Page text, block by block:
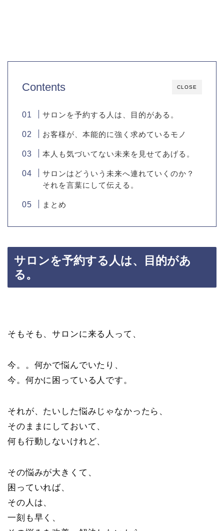
CLOSE
Contents
サロンを予約する人は、目的がある。
お客様が、本能的に強く求めているモノ
本人も気づいてない未来を見せてあげる。
サロンはどういう未来へ連れていくのか？
それを言葉にして伝える。
まとめ
サロンを予約する人は、目的があ
る。
そもそも、サロンに来る人って、
今。。何かで悩んでいたり、
今。何かに困っている人です。
それが、たいした悩みじゃなかったら、
そのままにしておいて、
何も行動しないけれど、
その悩みが大きくて、
困っていれば、
その人は、
一刻も早く、